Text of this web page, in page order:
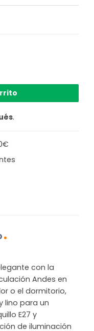
articulación natural
.
con la
Andes en
o el dormitorio,
lino para un
E27 y
de iluminación